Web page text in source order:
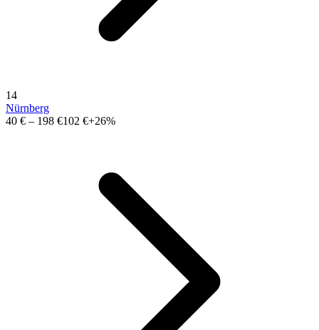
14
Nürnberg
40 € – 198 €102 €+26%